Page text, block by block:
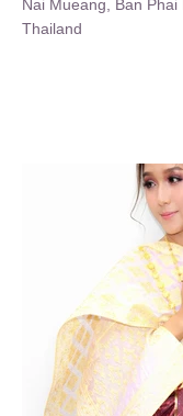
Nai Mueang, Ban Phai
Thailand